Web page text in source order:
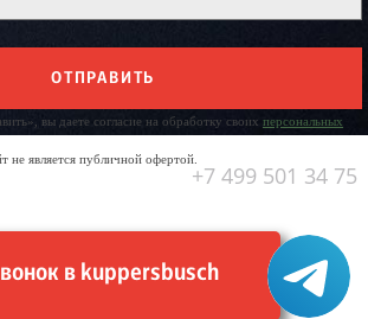
ОТПРАВИТЬ
вы даете согласие на обработку своих персональных
не является публичной офертой.
+7 499 501 34 75
в kuppersbusch